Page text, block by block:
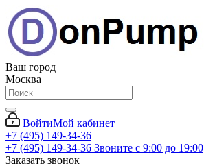
Ваш город
Москва
ВойтиМой кабинет
+7 (495) 149-34-36
+7 (495) 149-34-36 Звоните с 9:00 до 19:00
Заказать звонок